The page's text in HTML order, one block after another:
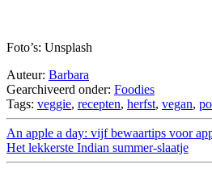
Foto’s: Unsplash
Auteur: Barbara
Gearchiveerd onder: Foodies
Tags: veggie, recepten, herfst, vegan,
An apple a day: vijf bewaartips voor
Het lekkerste Indian summer-slaatje